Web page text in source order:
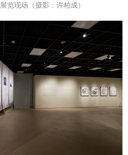
展览现场 （摄影：许柏成）